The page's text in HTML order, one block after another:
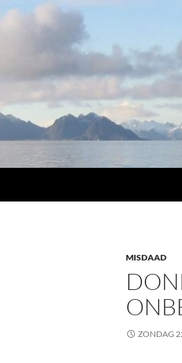
MISDAAD
ZONDAG